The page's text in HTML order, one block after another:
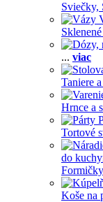
Sviečky,
... viac
Taniere
Hrnce a
Tortové
do
Koše na